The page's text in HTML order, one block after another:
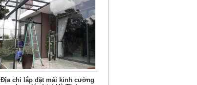
Địa chỉ lắp đặt mái kính cường